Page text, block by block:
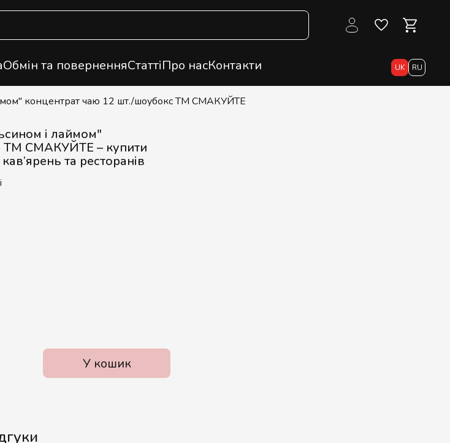
Обмін та поверненняСтаттіПро насКонтакти UK RU
концентрат чаю 12 шт./шоубокс ТМ СМАКУЙТЕ
і лаймом"
ТМ СМАКУЙТЕ – купити
та ресторанів
У кошик